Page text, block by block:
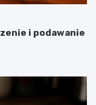
i podawanie